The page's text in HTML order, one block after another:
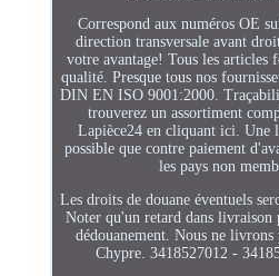
Correspond aux numéros OE
direction transversale avant
votre avantage! Tous les
qualité. Presque tous nos
DIN EN ISO 9001:2000.
trouverez un assortiment
Lapièce24 en cliquant ici. Une
possible que contre paiement
les pays non
Les droits de douane éventuels
Noter qu'un retard dans livraison
dédouanement. Nous ne
Chypre. 3418527012 -